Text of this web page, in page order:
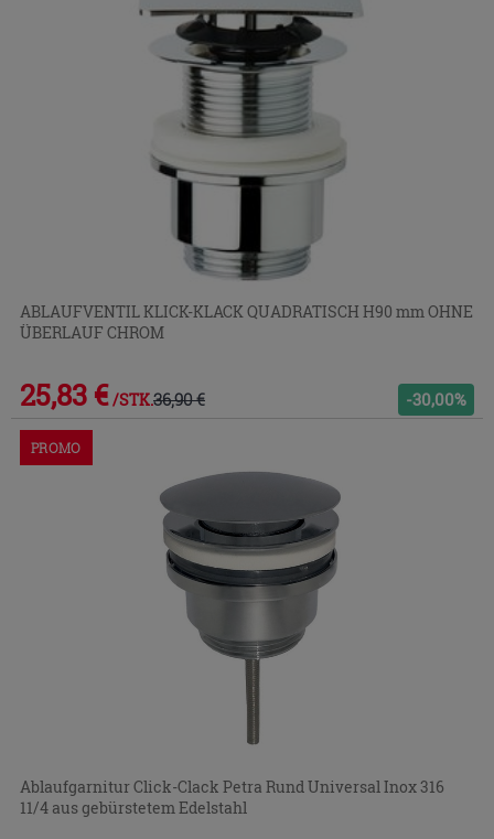
ABLAUFVENTIL KLICK-KLACK QUADRATISCH H90 mm OHNE
ÜBERLAUF CHROM
25,83 € /STK.36,90 € -30,00%
PROMO
Ablaufgarnitur Click-Clack Petra Rund Universal Inox 316
11/4 aus gebürstetem Edelstahl